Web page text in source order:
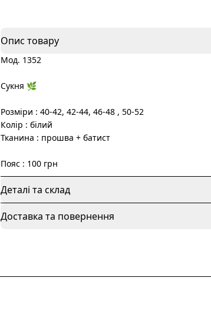
Опис товару
Мод. 1352
Сукня 🌿
Розміри : 40-42, 42-44, 46-48 , 50-52
Колір : білий
Тканина : прошва + батист
Пояс : 100 грн
Деталі та склад
Доставка та повернення